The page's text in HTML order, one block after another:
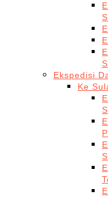
Ekspedisi
Ke